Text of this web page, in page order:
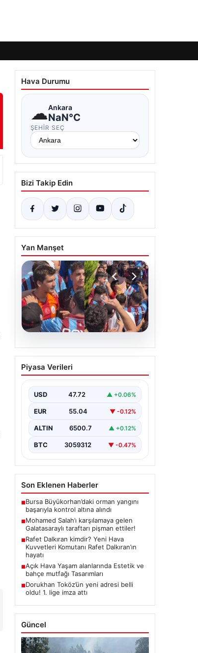
Hava Durumu
☁Ankara
NaN°C
ŞEHIR SEÇ
Bizi Takip Edin
Yan Manşet
05.08.2026
Mohamed Salah’ı
karşılamaya gelen
pişman ettiler!
Piyasa Verileri
USD 47.72 ▲ +0.06%
EUR 55.04 ▼ -0.12%
ALTIN 6500.7 ▲ +0.12%
BTC 3059312 ▼ -0.47%
Son Eklenen Haberler
■Bursa Büyükorhan’daki orman yangını
başarıyla kontrol altına alındı
■Mohamed Salah’ı karşılamaya gelen
Galatasaraylı taraftarı pişman ettiler!
■Rafet Dalkıran kimdir? Yeni Hava
Kuvvetleri Komutanı Rafet Dalkıran’ın
hayatı
■Açık Hava Yaşam alanlarında Estetik ve
bahçe mutfağı Tasarımları
■Dorukhan Toköz’ün yeni adresi belli
oldu! 1. lige imza attı
Güncel